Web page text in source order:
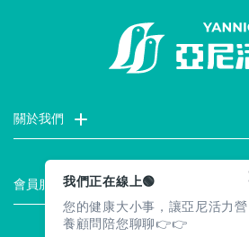
關於我們
會員服務
最新消息 註冊會員
試用索取 服務說明
我們正在線上🟢
您的健康大小事，讓亞尼活力營
養顧問陪您聊聊👉👉